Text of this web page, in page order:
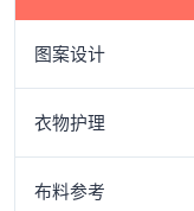
图案设计
衣物护理
布料参考